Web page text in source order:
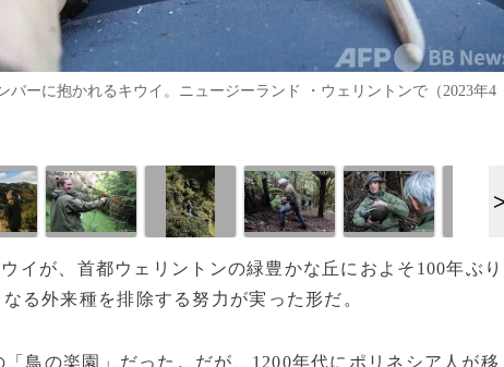
ーに抱かれるキウイ。ニュージーランド ・ウェリントンで（2023年4
イが、首都ウェリントンの緑豊かな丘におよそ100年ぶり
る外来種を排除する努力が実った形だ。
鳥の楽園」だった。だが、1200年代にポリネシア人が移